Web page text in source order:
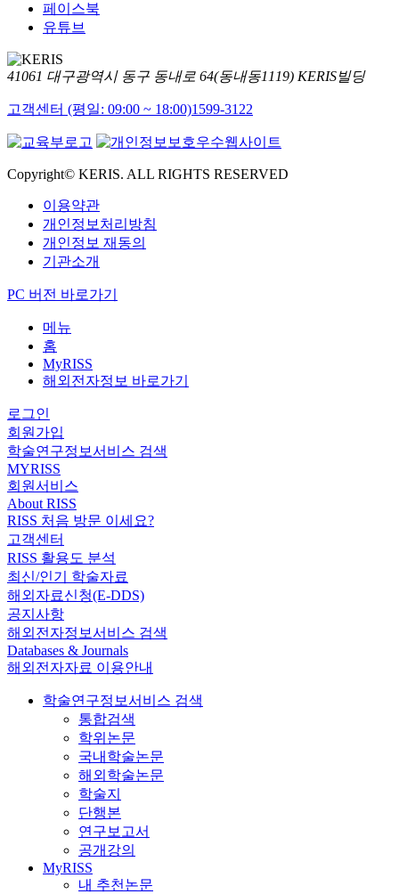
페이스북
유튜브
41061 대구광역시 동구 동내로 64(동내동1119) KERIS빌딩
고객센터 (평일: 09:00 ~ 18:00)1599-3122
Copyright© KERIS. ALL RIGHTS RESERVED
이용약관
개인정보처리방침
개인정보 재동의
기관소개
PC 버전 바로가기
메뉴
홈
MyRISS
해외전자정보 바로가기
로그인
회원가입
학술연구정보서비스 검색
MYRISS
회원서비스
About RISS
RISS 처음 방문 이세요?
고객센터
RISS 활용도 분석
최신/인기 학술자료
해외자료신청(E-DDS)
공지사항
해외전자정보서비스 검색
Databases & Journals
해외전자자료 이용안내
학술연구정보서비스 검색
통합검색
학위논문
국내학술논문
해외학술논문
학술지
단행본
연구보고서
공개강의
MyRISS
내 추천논문